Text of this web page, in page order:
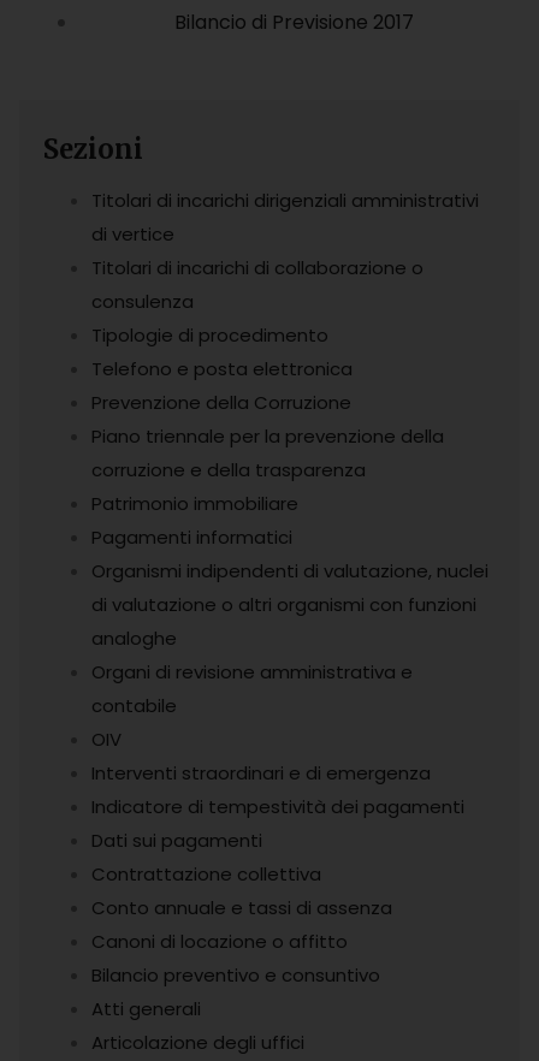
Bilancio di Previsione 2017
Sezioni
Titolari di incarichi dirigenziali amministrativi
di vertice
Titolari di incarichi di collaborazione o
consulenza
Tipologie di procedimento
Telefono e posta elettronica
Prevenzione della Corruzione
Piano triennale per la prevenzione della
corruzione e della trasparenza
Patrimonio immobiliare
Pagamenti informatici
Organismi indipendenti di valutazione, nuclei
di valutazione o altri organismi con funzioni
analoghe
Organi di revisione amministrativa e
contabile
OIV
Interventi straordinari e di emergenza
Indicatore di tempestività dei pagamenti
Dati sui pagamenti
Contrattazione collettiva
Conto annuale e tassi di assenza
Canoni di locazione o affitto
Bilancio preventivo e consuntivo
Atti generali
Articolazione degli uffici